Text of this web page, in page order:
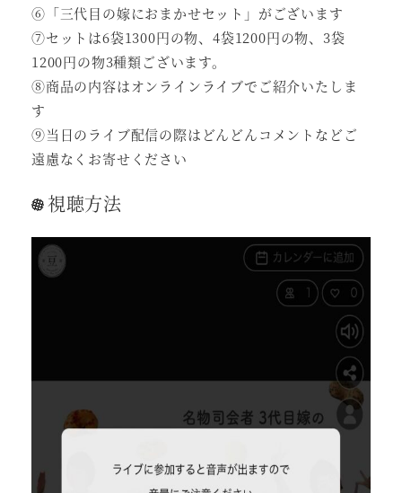
⑥「三代目の嫁におまかせセット」がございます
⑦セットは6袋1300円の物、4袋1200円の物、3袋
1200円の物3種類ございます。
⑧商品の内容はオンラインライブでご紹介いたしま
す
⑨当日のライブ配信の際はどんどんコメントなどご
遠慮なくお寄せください
視聴方法